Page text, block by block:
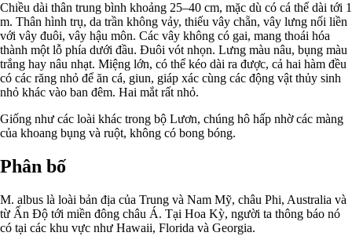
Chiều dài thân trung bình khoảng 25–40 cm, mặc dù có cá thể dài tới 1
m. Thân hình trụ, da trần không vảy, thiếu vây chẵn, vây lưng nối liền
với vây đuôi, vây hậu môn. Các vây không có gai, mang thoái hóa
thành một lỗ phía dưới đầu. Đuôi vót nhọn. Lưng màu nâu, bụng màu
trắng hay nâu nhạt. Miệng lớn, có thể kéo dài ra được, cả hai hàm đều
có các răng nhỏ để ăn cá, giun, giáp xác cùng các động vật thủy sinh
nhỏ khác vào ban đêm. Hai mắt rất nhỏ.
Giống như các loài khác trong bộ Lươn, chúng hô hấp nhờ các màng
của khoang bụng và ruột, không có bong bóng.
Phân bố
M. albus là loài bản địa của Trung và Nam Mỹ, châu Phi, Australia và
từ Ấn Độ tới miền đông châu Á. Tại Hoa Kỳ, người ta thông báo nó
có tại các khu vực như Hawaii, Florida và Georgia.